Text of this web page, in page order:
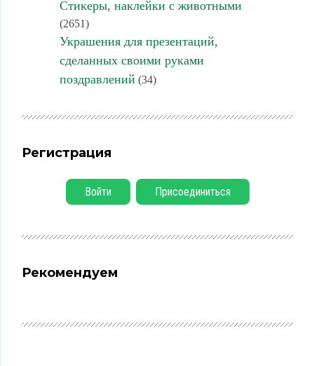
Стикеры, наклейки с животными
(2651)
Украшения для презентаций,
сделанных своими руками
поздравлений (34)
Регистрация
Войти Присоединиться
Рекомендуем